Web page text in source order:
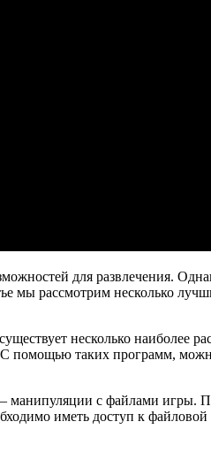
для развлечения.
мы рассмотрим несколько
несколько
помощью таких программ,
с файлами игры.
иметь доступ к